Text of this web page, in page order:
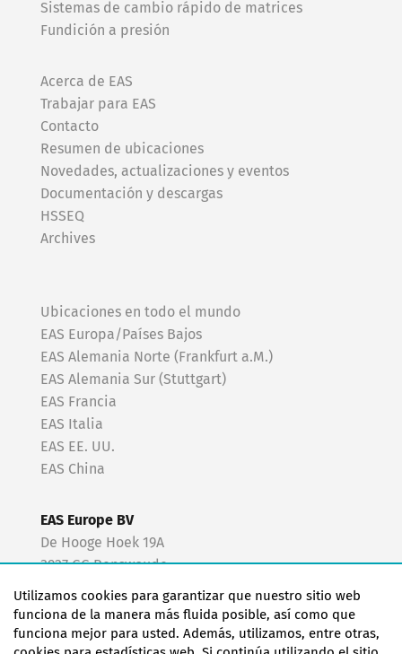
Sistemas de cambio rápido de matrices
Fundición a presión
Acerca de EAS
Trabajar para EAS
Contacto
Resumen de ubicaciones
Novedades, actualizaciones y eventos
Documentación y descargas
HSSEQ
Archives
Ubicaciones en todo el mundo
EAS Europa/Países Bajos
EAS Alemania Norte (Frankfurt a.M.)
EAS Alemania Sur (Stuttgart)
EAS Francia
EAS Italia
EAS EE. UU.
EAS China
EAS Europe BV
De Hooge Hoek 19A
3927 GG Renswoude
The Netherlands
+31 318 477 010
Utilizamos cookies para garantizar que nuestro sitio web
funciona de la manera más fluida posible, así como que
funciona mejor para usted. Además, utilizamos, entre otras,